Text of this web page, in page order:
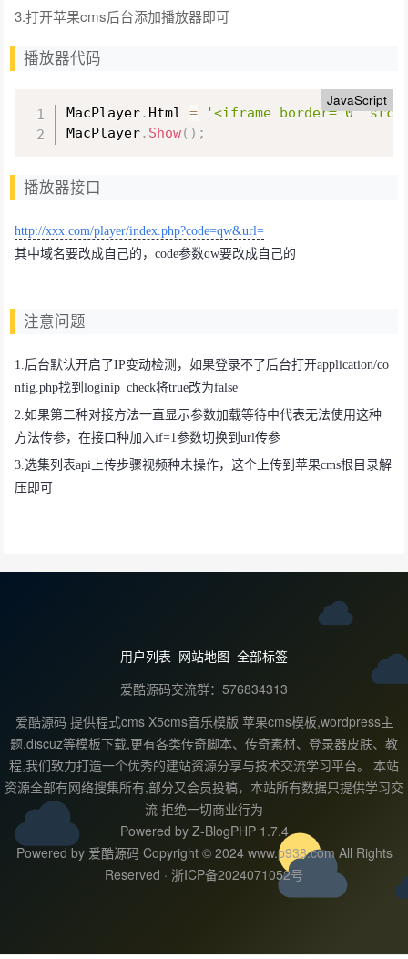
3.打开苹果cms后台添加播放器即可
播放器代码
JavaScript
MacPlayer. Html =
'<iframe border="0"
MacPlayer. Show( ) ;
播放器接口
http://xxx.com/player/index.php?code=qw&url=
其中域名要改成自己的，code参数qw要改成自己的
注意问题
1.后台默认开启了IP变动检测，如果登录不了后台打开application/co
nfig.php找到loginip_check将true改为false
2.如果第二种对接方法一直显示参数加载等待中代表无法使用这种
方法传参，在接口种加入if=1参数切换到url传参
3.选集列表api上传步骤视频种未操作，这个上传到苹果cms根目录解
压即可
用户列表 网站地图 全部标签
爱酷源码交流群：576834313
爱酷源码 提供程式cms X5cms音乐模版 苹果cms模板,wordpress主
题,discuz等模板下载,更有各类传奇脚本、传奇素材、登录器皮肤、教
程,我们致力打造一个优秀的建站资源分享与技术交流学习平台。 本站
资源全部有网络搜集所有,部分又会员投稿，本站所有数据只提供学习交
流 拒绝一切商业行为
Powered by Z-BlogPHP 1.7.4
Powered by 爱酷源码 Copyright © 2024 www.p938.com All Rights
Reserved · 浙ICP备2024071052号